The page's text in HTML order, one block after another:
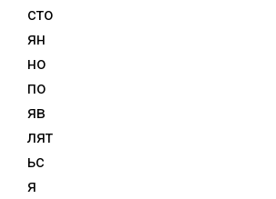
сто
ян
но
по
яв
лят
ьс
я